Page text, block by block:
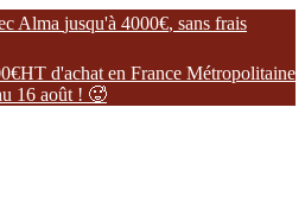
c Alma jusqu'à 4000€, sans frais
0€HT d'achat en France Métropolitaine
u 16 août ! 